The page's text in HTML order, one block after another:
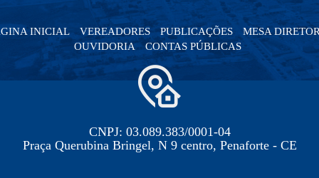
INICIAL VEREADORES PUBLICAÇÕES
MESA
OUVIDORIA
CONTAS PÚBLICAS
CNPJ: 03.089.383/0001-04
Praça Querubina Bringel, N 9 centro, Penaforte - CE